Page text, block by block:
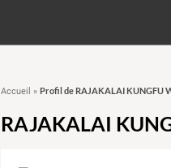
Accueil » Profil de RAJAKALAI KUNGFU
RAJAKALAI